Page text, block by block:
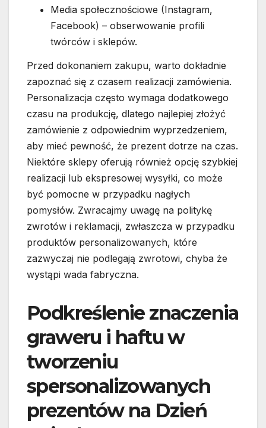
Media społecznościowe (Instagram,
Facebook) – obserwowanie profili
twórców i sklepów.
Przed dokonaniem zakupu, warto dokładnie
zapoznać się z czasem realizacji zamówienia.
Personalizacja często wymaga dodatkowego
czasu na produkcję, dlatego najlepiej złożyć
zamówienie z odpowiednim wyprzedzeniem,
aby mieć pewność, że prezent dotrze na czas.
Niektóre sklepy oferują również opcję szybkiej
realizacji lub ekspresowej wysyłki, co może
być pomocne w przypadku nagłych
pomysłów. Zwracajmy uwagę na politykę
zwrotów i reklamacji, zwłaszcza w przypadku
produktów personalizowanych, które
zazwyczaj nie podlegają zwrotowi, chyba że
wystąpi wada fabryczna.
Podkreślenie znaczenia
graweru i haftu w
tworzeniu
spersonalizowanych
prezentów na Dzień